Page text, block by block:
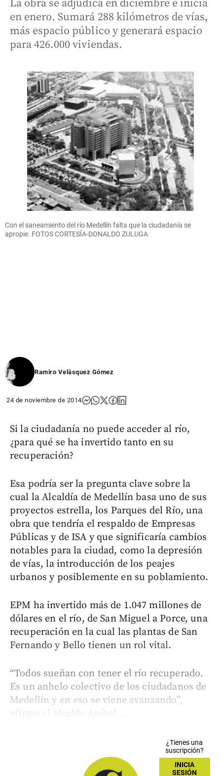
La obra se adjudica en diciembre e inicia
en enero. Sumará 288 kilómetros de vías,
más espacio público y generará espacio
para 426.000 viviendas.
Con el saneamiento del río Medellín falta que la ciudadanía se
apropie. FOTOS CORTESÍA-DONALDO ZULUGA
Ramiro Velásquez Gómez
24 de noviembre de 2014
Si la ciudadanía no puede acceder al río,
¿para qué se ha invertido tanto en su
recuperación?
Esa podría ser la pregunta clave sobre la
cual la Alcaldía de Medellín basa uno de sus
proyectos estrella, los Parques del Río, una
obra que tendría el respaldo de Empresas
Públicas y de ISA y que significaría cambios
notables para la ciudad, como la depresión
de vías, la introducción de los peajes
urbanos y posiblemente en su poblamiento.
EPM ha invertido más de 1.047 millones de
dólares en el río, de San Miguel a Porce, una
recuperación en la cual las plantas de San
Fernando y Bello tienen un rol vital.
“Todos sueñan con tener el río recuperado.
Es un anhelo colectivo de los ciudadanos de
Medellín y en eso se viene avanzando”,
afirma el alcalde Aníbal...
¿Tienes una
suscripción?
INICIA
SESIÓN